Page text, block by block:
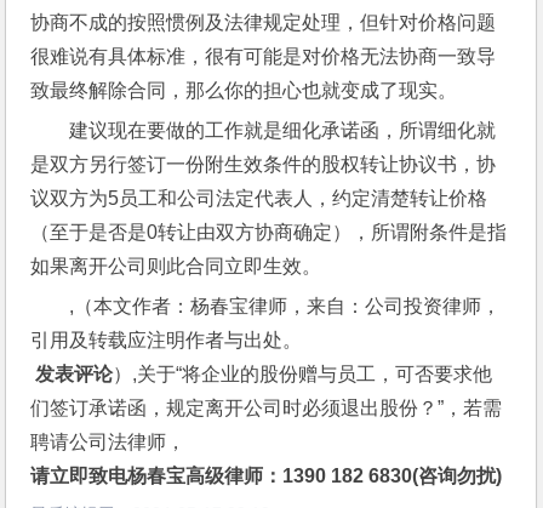
协商不成的按照惯例及法律规定处理，但针对价格问题
很难说有具体标准，很有可能是对价格无法协商一致导
致最终解除合同，那么你的担心也就变成了现实。
建议现在要做的工作就是细化承诺函，所谓细化就
是双方另行签订一份附生效条件的股权转让协议书，协
议双方为5员工和公司法定代表人，约定清楚转让价格
（至于是否是0转让由双方协商确定），所谓附条件是指
如果离开公司则此合同立即生效。
,（本文作者：杨春宝律师，来自：公司投资律师，
引用及转载应注明作者与出处。
发表评论）,关于“将企业的股份赠与员工，可否要求他
们签订承诺函，规定离开公司时必须退出股份？”，若需
聘请公司法律师，
请立即致电杨春宝高级律师：1390 182 6830(咨询勿扰)